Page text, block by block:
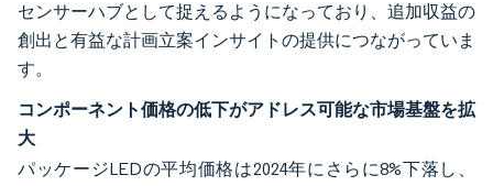
センサーハブとして捉えるようになっており、追加収益の
創出と有益な計画立案インサイトの提供につながっていま
す。
コンポーネント価格の低下がアドレス可能な市場基盤を拡
大
パッケージLEDの平均価格は2024年にさらに8%下落し、